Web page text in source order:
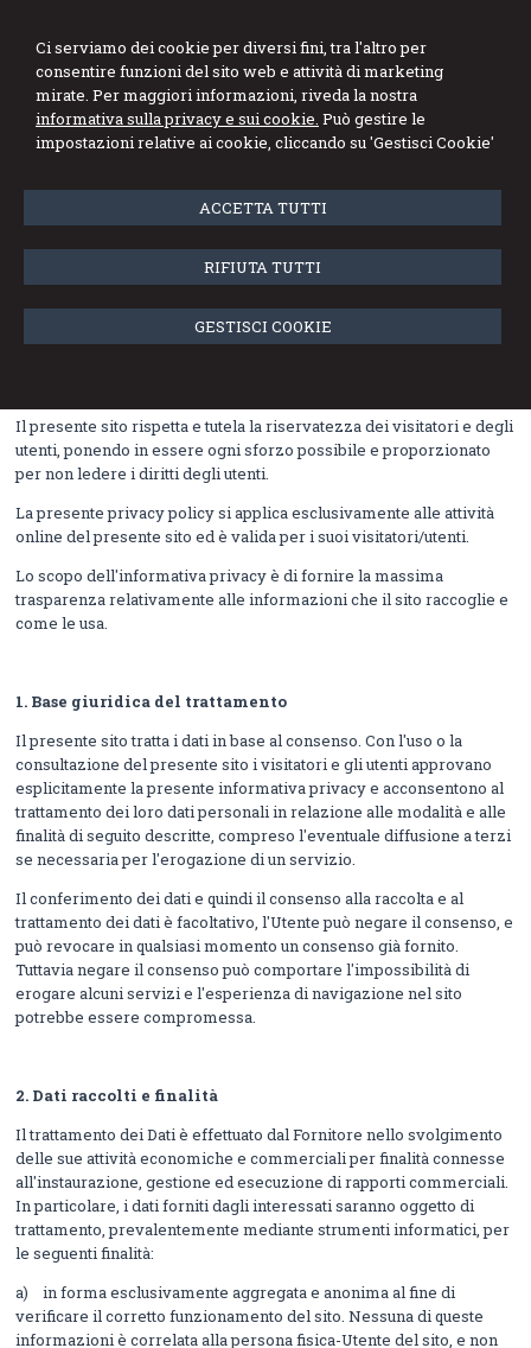
Ci serviamo dei cookie per diversi fini, tra l'altro per
consentire funzioni del sito web e attività di marketing
mirate. Per maggiori informazioni, riveda la nostra
informativa sulla privacy e sui cookie. Può gestire le
impostazioni relative ai cookie, cliccando su 'Gestisci Cookie'
ACCETTA TUTTI
RIFIUTA TUTTI
GESTISCI COOKIE
Studio Angioletti
Commercialisti Associati
INFORMATIVA SUL TRATTAMENTO DEI
DATI PERSONALI (Regolamento Ue
679/2016, GDPR)
titolare del trattamento informa, ai sensi degli artt. 13 e 14 del
Il presente sito rispetta e tutela la riservatezza dei visitatori e degli
utenti, ponendo in essere ogni sforzo possibile e proporzionato
per non ledere i diritti degli utenti.
La presente privacy policy si applica esclusivamente alle attività
online del presente sito ed è valida per i suoi visitatori/utenti.
Lo scopo dell'informativa privacy è di fornire la massima
trasparenza relativamente alle informazioni che il sito raccoglie e
come le usa.
1. Base giuridica del trattamento
Il presente sito tratta i dati in base al consenso. Con l'uso o la
consultazione del presente sito i visitatori e gli utenti approvano
esplicitamente la presente informativa privacy e acconsentono al
trattamento dei loro dati personali in relazione alle modalità e alle
finalità di seguito descritte, compreso l'eventuale diffusione a terzi
se necessaria per l'erogazione di un servizio.
Il conferimento dei dati e quindi il consenso alla raccolta e al
trattamento dei dati è facoltativo, l'Utente può negare il consenso, e
può revocare in qualsiasi momento un consenso già fornito.
Tuttavia negare il consenso può comportare l'impossibilità di
erogare alcuni servizi e l'esperienza di navigazione nel sito
potrebbe essere compromessa.
2. Dati raccolti e finalità
Il trattamento dei Dati è effettuato dal Fornitore nello svolgimento
delle sue attività economiche e commerciali per finalità connesse
all'instaurazione, gestione ed esecuzione di rapporti commerciali.
In particolare, i dati forniti dagli interessati saranno oggetto di
trattamento, prevalentemente mediante strumenti informatici, per
le seguenti finalità:
a) in forma esclusivamente aggregata e anonima al fine di
verificare il corretto funzionamento del sito. Nessuna di queste
informazioni è correlata alla persona fisica-Utente del sito, e non